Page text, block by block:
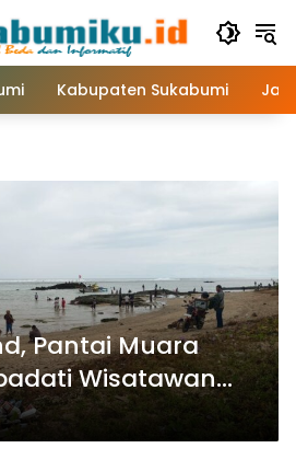
Kabupaten Sukabumi
Pantai Muara
Wisatawan
Daerah